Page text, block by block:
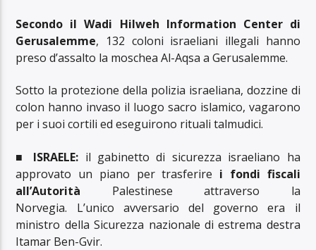
Secondo il Wadi Hilweh Information Center di
Gerusalemme, 132 coloni israeliani illegali hanno
preso d’assalto la moschea Al-Aqsa a Gerusalemme.
Sotto la protezione della polizia israeliana, dozzine di
colon hanno invaso il luogo sacro islamico, vagarono
per i suoi cortili ed eseguirono rituali talmudici.
■ ISRAELE: il gabinetto di sicurezza israeliano ha
approvato un piano per trasferire i fondi fiscali
all’Autorità Palestinese attraverso la
Norvegia. L’unico avversario del governo era il
ministro della Sicurezza nazionale di estrema destra
Itamar Ben-Gvir.